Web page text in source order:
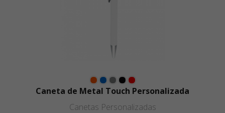
Caneta de Metal Touch Personalizada
Canetas Personalizadas